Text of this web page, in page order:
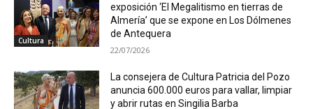
Cultura
exposición ‘El Megalitismo en tierras de
Almería’ que se expone en Los Dólmenes
de Antequera
22/07/2026
La consejera de Cultura Patricia del Pozo
anuncia 600.000 euros para vallar, limpiar
y abrir rutas en Singilia Barba